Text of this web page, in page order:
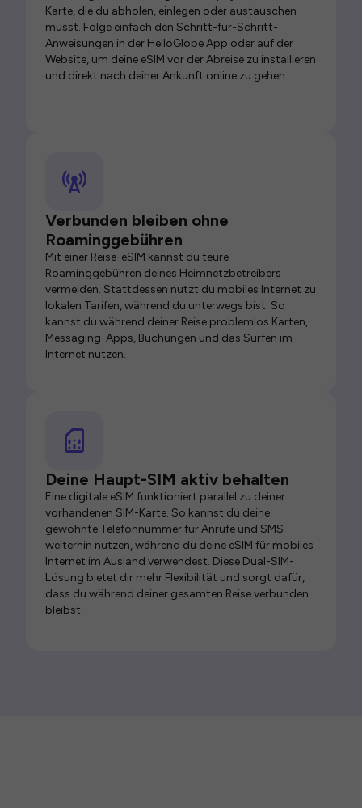
Karte, die du abholen, einlegen oder austauschen
musst. Folge einfach den Schritt-für-Schritt-
Anweisungen in der HelloGlobe App oder auf der
Website, um deine eSIM vor der Abreise zu installieren
und direkt nach deiner Ankunft online zu gehen.
Verbunden bleiben ohne
Roaminggebühren
Mit einer Reise-eSIM kannst du teure
Roaminggebühren deines Heimnetzbetreibers
vermeiden. Stattdessen nutzt du mobiles Internet zu
lokalen Tarifen, während du unterwegs bist. So
kannst du während deiner Reise problemlos Karten,
Messaging-Apps, Buchungen und das Surfen im
Internet nutzen.
Deine Haupt-SIM aktiv behalten
Eine digitale eSIM funktioniert parallel zu deiner
vorhandenen SIM-Karte. So kannst du deine
gewohnte Telefonnummer für Anrufe und SMS
weiterhin nutzen, während du deine eSIM für mobiles
Internet im Ausland verwendest. Diese Dual-SIM-
Lösung bietet dir mehr Flexibilität und sorgt dafür,
dass du während deiner gesamten Reise verbunden
bleibst.